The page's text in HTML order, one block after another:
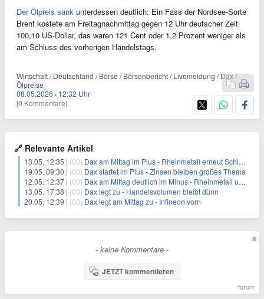
Der Ölpreis sank unterdessen deutlich: Ein Fass der Nordsee-Sorte
Brent kostete am Freitagnachmittag gegen 12 Uhr deutscher Zeit
100,10 US-Dollar, das waren 121 Cent oder 1,2 Prozent weniger als
am Schluss des vorherigen Handelstags.
Wirtschaft / Deutschland / Börse / Börsenbericht / Livemeldung / Dax /
Ölpreise
08.05.2026 · 12:32 Uhr
[0 Kommentare]
🔗 Relevante Artikel
13.05. 12:35 | (00) Dax am Mittag im Plus - Rheinmetall erneut Schlusslicht
19.05. 09:30 | (00) Dax startet im Plus - Zinsen bleiben großes Thema
12.05. 12:37 | (00) Dax am Mittag deutlich im Minus - Rheinmetall unter Druck
13.05. 17:38 | (00) Dax legt zu - Handelsvolumen bleibt dünn
20.05. 12:39 | (00) Dax legt am Mittag zu - Infineon vorn
- keine Kommentare -
JETZT kommentieren
forum